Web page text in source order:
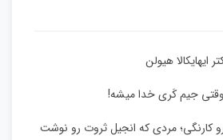
ایهایکالا هیولن
وقتی جیم کَری خدا میشه!
کارنگی؛ مردی که انجیل ثروت رو نوشت